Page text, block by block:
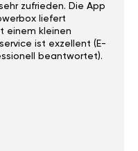
zufrieden. Die App
liefert
einem kleinen
ist exzellent (E-
beantwortet).